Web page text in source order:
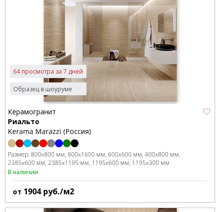
Образец в шоуруме
64 просмотра за 7 дней
Керамогранит
Риальто
Kerama Marazzi (Россия)
Размер: 800x800 мм 800x1600 мм 600x600 мм 400x800 мм
2385x600 мм 2385x1195 мм 1195x600 мм 1195x300 мм
В наличии
от 1904 руб./м2